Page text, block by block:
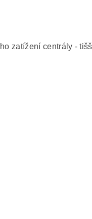
zatížení centrály -